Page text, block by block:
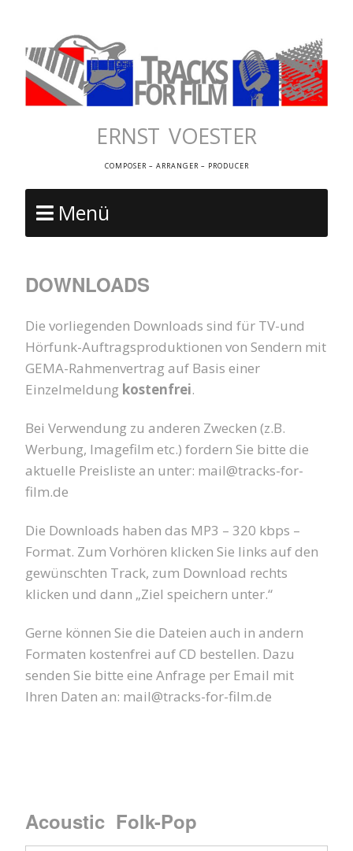
ERNST VOESTER
COMPOSER – ARRANGER – PRODUCER
Menü
DOWNLOADS
Die vorliegenden Downloads sind für TV-und
Hörfunk-Auftragsproduktionen von Sendern mit
GEMA-Rahmenvertrag auf Basis einer
Einzelmeldung kostenfrei.
Bei Verwendung zu anderen Zwecken (z.B.
Werbung, Imagefilm etc.) fordern Sie bitte die
aktuelle Preisliste an unter: mail@tracks-for-
film.de
Die Downloads haben das MP3 – 320 kbps –
Format. Zum Vorhören klicken Sie links auf den
gewünschten Track, zum Download rechts
klicken und dann „Ziel speichern unter.“
Gerne können Sie die Dateien auch in andern
Formaten kostenfrei auf CD bestellen. Dazu
senden Sie bitte eine Anfrage per Email mit
Ihren Daten an: mail@tracks-for-film.de
Acoustic Folk-Pop